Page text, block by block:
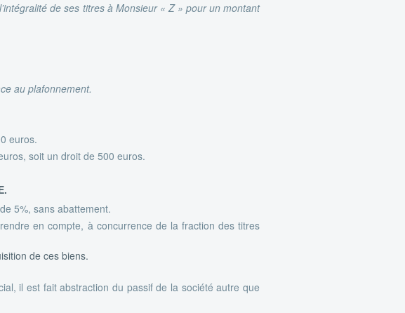
de ses titres à Monsieur « Z » pour un montant
au plafonnement.
euros.
soit un droit de 500 euros.
5%, sans abattement.
en compte, à concurrence de la fraction des titres
de ces biens.
il est fait abstraction du passif de la société autre que